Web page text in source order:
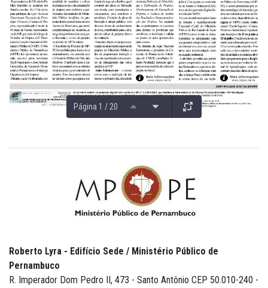
Página 1 / 20
Roberto Lyra - Edifício Sede / Ministério Público de
Pernambuco
R. Imperador Dom Pedro II, 473 - Santo Antônio CEP 50.010-240 -